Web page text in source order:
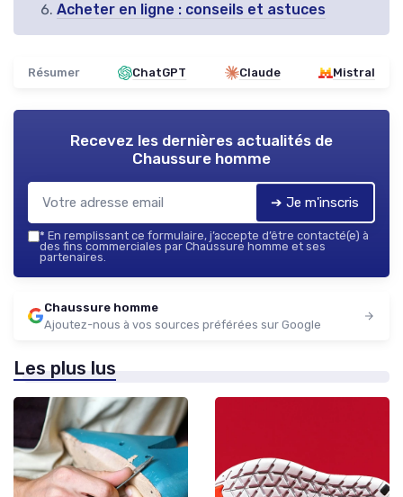
Acheter en ligne : conseils et astuces
Résumer ChatGPT Claude Mistral
Recevez les dernières actualités de
Chaussure homme
➔ Je m'inscris
* En remplissant ce formulaire, j’accepte d’être contacté(e) à
des fins commerciales par Chaussure homme et ses
partenaires.
Chaussure homme
Ajoutez-nous à vos sources préférées sur Google
Les plus lus